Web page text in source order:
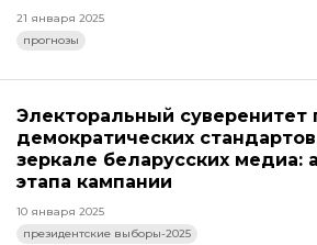
21 января 2025
прогнозы
Электоральный суверенитет
демократических
зеркале беларусских медиа:
этапа кампании
10 января 2025
президентские выборы-2025